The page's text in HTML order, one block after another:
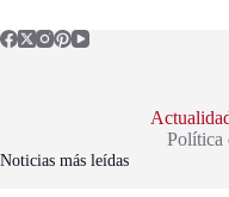
Política
Noticias más leídas